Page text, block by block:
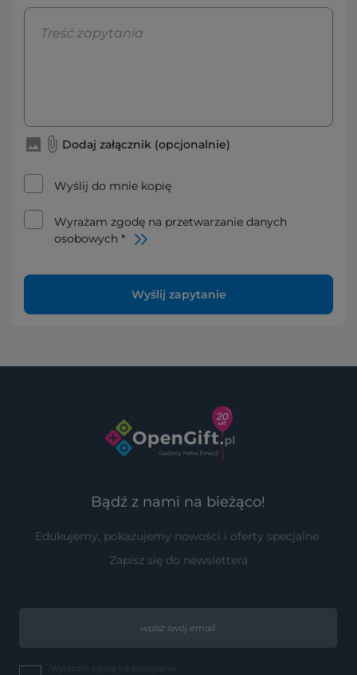
Dodaj załącznik (opcjonalnie)
Wyślij do mnie kopię
Wyrażam zgodę na przetwarzanie danych
osobowych *
Wyślij zapytanie
Bądź z nami na bieżąco!
Edukujemy, pokazujemy nowości i oferty specjalne.
Zapisz się do newslettera
Wyrażam zgodę na przesyłanie